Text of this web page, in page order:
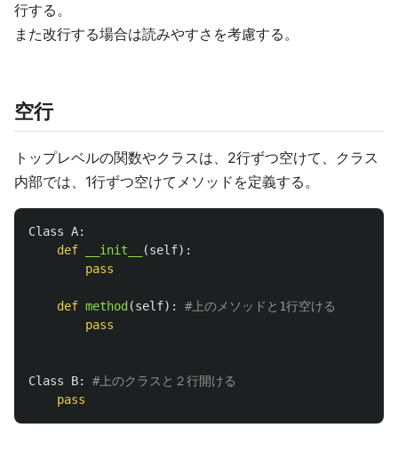
行する。
また改行する場合は読みやすさを考慮する。
空行
トップレベルの関数やクラスは、2行ずつ空けて、クラス
内部では、1行ずつ空けてメソッドを定義する。
Class A:
def
__init__ (self):
pass
def method (self):
pass
Class B:
pass